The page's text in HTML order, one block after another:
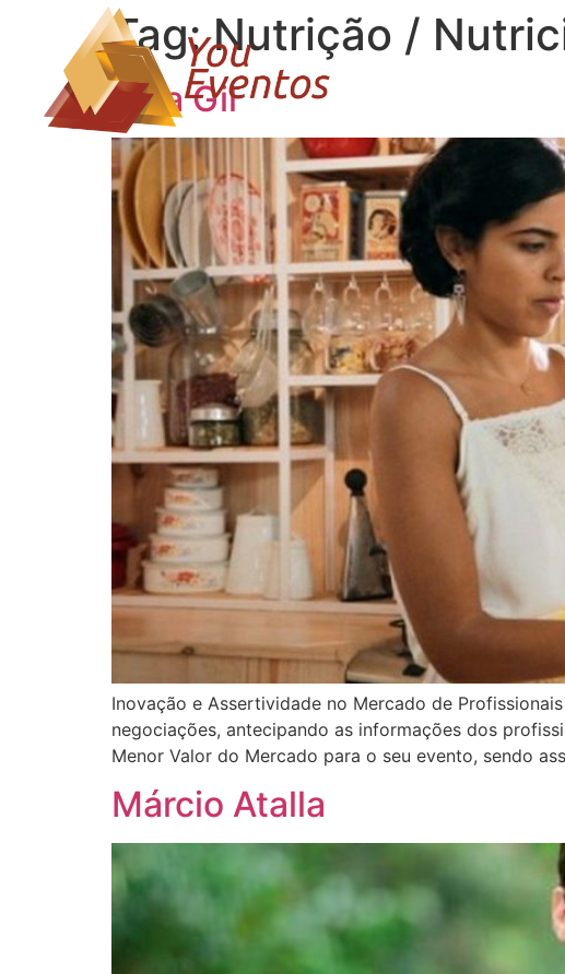
Tag:Nutrição /
Bela Gil
Inovação e Assertividade no Mercado de
negociações, antecipando as informações dos
Menor Valor do Mercado para o seu evento, sendo
Márcio Atalla